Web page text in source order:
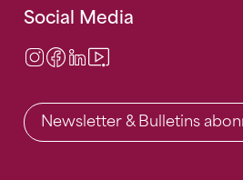
Social Media
Instagram
Facebook
LinkedIn
Newsletter & Bulletins